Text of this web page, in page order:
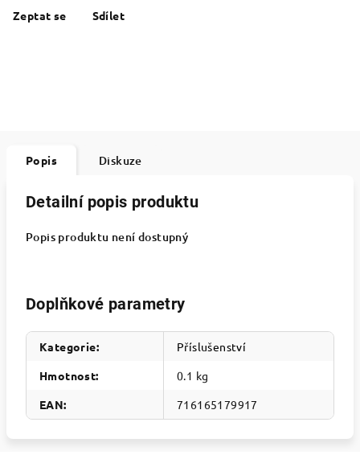
Zeptat se Sdílet
Popis Diskuze
Detailní popis produktu
Popis produktu není dostupný
Doplňkové parametry
Kategorie:
Příslušenství
Hmotnost:
0.1 kg
EAN: 716165179917